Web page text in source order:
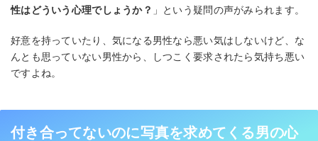
性はどういう心理でしょうか？ 」という疑問の声がみられます。
好意を持っていたり、気になる男性なら悪い気はしないけど、な
んとも思っていない男性から、しつこく要求されたら気持ち悪い
ですよね。
付き合ってないのに写真を求めてくる男の心